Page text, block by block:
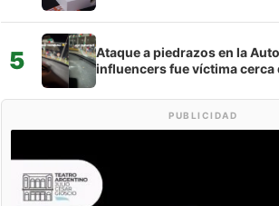
5
Ataque a piedrazos en la
influencers fue víctima cerca
PUBLICIDAD